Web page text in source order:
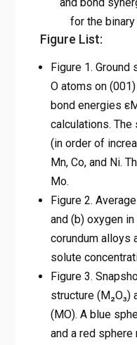
for the
Figure List:
Figure 1.
O atoms on
bond energies
calculations.
(in order of
Mn, Co, and Ni.
Mo.
Figure 2.
and (b) oxygen in
corundum alloys
solute
Figure 3.
structure (M₂O₃)
(MO). A blue
and a red sphere